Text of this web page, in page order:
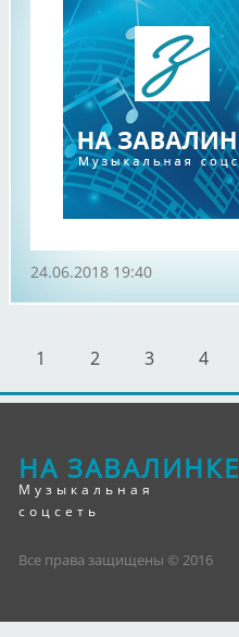
24.06.2018 19:40
1 2 3 4
НА ЗАВАЛИНКЕ
Музыкальная
соцсеть
Все права защищены © 2016